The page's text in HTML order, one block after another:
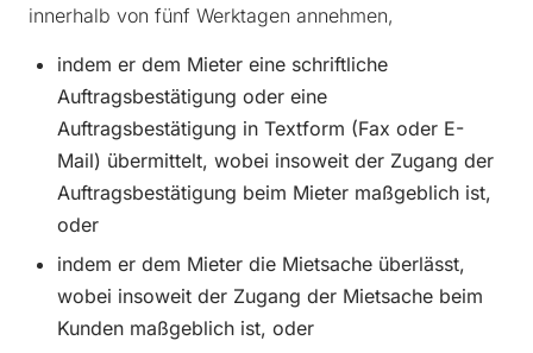
innerhalb von fünf Werktagen annehmen,
indem er dem Mieter eine schriftliche
Auftragsbestätigung oder eine
Auftragsbestätigung in Textform (Fax oder E-
Mail) übermittelt, wobei insoweit der Zugang der
Auftragsbestätigung beim Mieter maßgeblich ist,
oder
indem er dem Mieter die Mietsache überlässt,
wobei insoweit der Zugang der Mietsache beim
Kunden maßgeblich ist, oder